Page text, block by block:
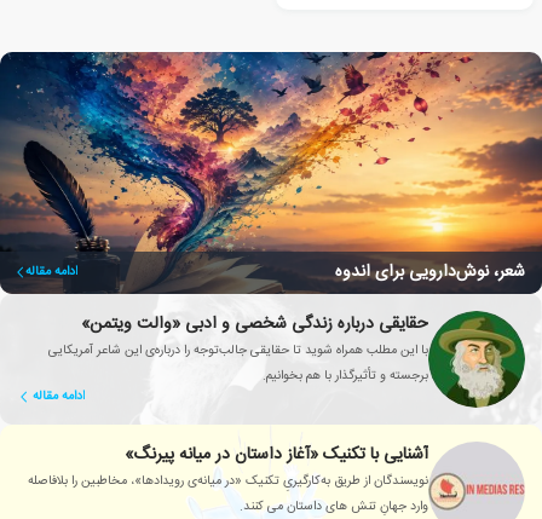
شعر، نوش‌دارویی برای اندوه ادامه مقاله
حقایقی درباره زندگی شخصی و ادبی «والت ویتمن»
با این مطلب همراه شوید تا حقایقی جالب‌توجه را درباره‌ی این شاعر آمریکایی
برجسته و تأثیرگذار با هم بخوانیم.
ادامه مقاله
آشنایی با تکنیک «آغاز داستان در میانه پیرنگ»
نویسندگان از طریق به‌کارگیریِ تکنیک «در میانه‌ی رویدادها»، مخاطبین را بلافاصله
وارد جهانِ تنش های داستان می کنند.